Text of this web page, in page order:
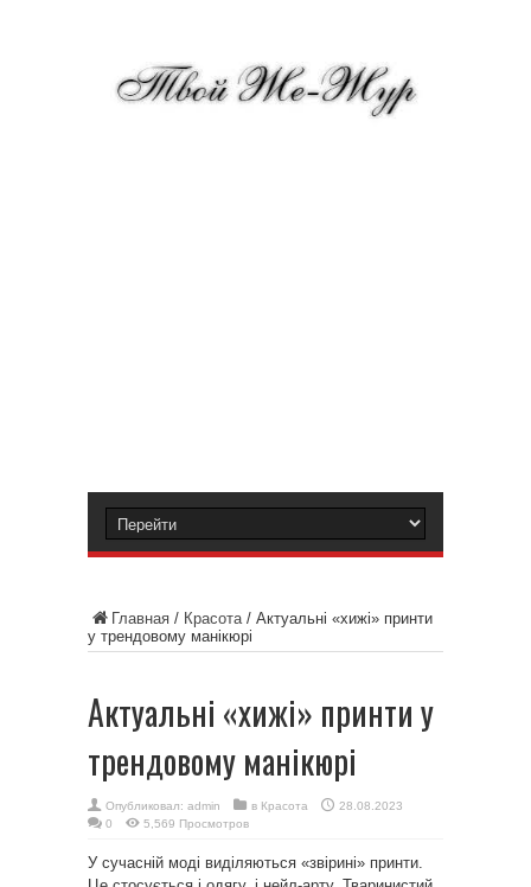
Главная / Красота/ Актуальні «хижі» принти
у трендовому манікюрі
Актуальні «хижі» принти у
трендовому манікюрі
Опубликовал: admin в Красота
28.08.2023
0
5,569 Просмотров
У сучасній моді виділяються «звірині» принти.